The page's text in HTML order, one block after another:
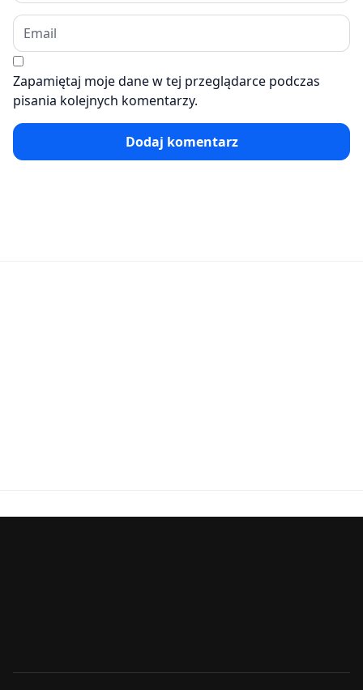
Zapamiętaj moje dane w tej przeglądarce podczas
pisania kolejnych komentarzy.
Dodaj komentarz